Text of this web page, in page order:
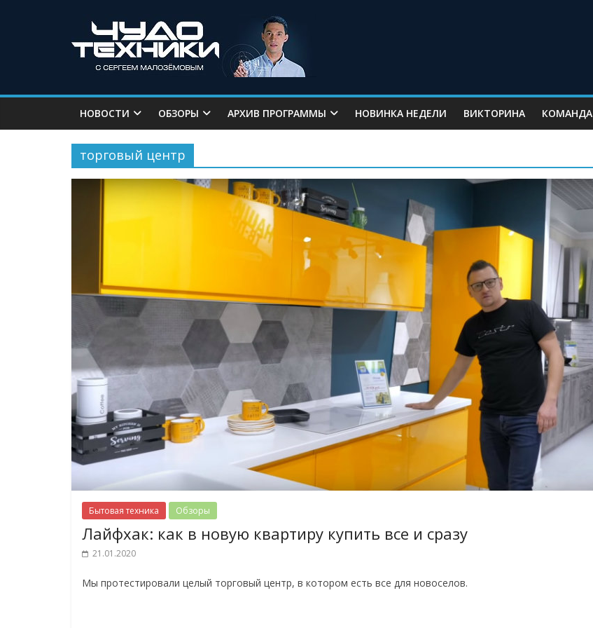
НОВОСТИ ОБЗОРЫ АРХИВ ПРОГРАММЫ НОВИНКА НЕДЕЛИ ВИКТОРИНА КОМАНДА
торговый центр
Бытовая техника Обзоры
Лайфхак: как в новую квартиру купить все и сразу
21.01.2020
Мы протестировали целый торговый центр, в котором есть все для новоселов.